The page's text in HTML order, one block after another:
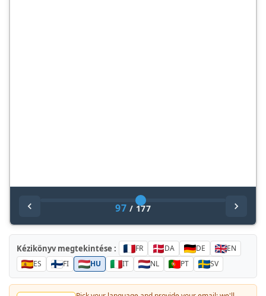
97 / 177
Kézikönyv megtekintése : FR DA DE
EN
ES
FI HU IT NL PT SV